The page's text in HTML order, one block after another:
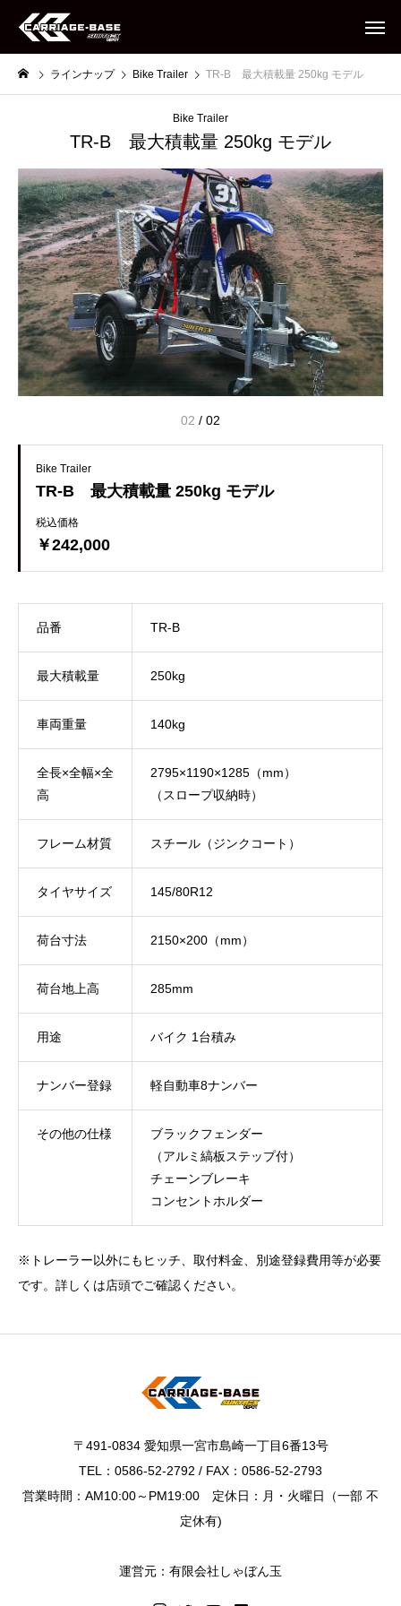
ラインナップ Bike Trailer TR-B 最大積載量 250kg モデル
Bike Trailer
TR-B 最大積載量 250kg モデル
02 / 02
Bike Trailer
TR-B 最大積載量 250kg モデル
税込価格
￥242,000
品番 TR-B
最大積載量 250kg
車両重量 140kg
全長×全幅×全
高
2795×1190×1285（mm）
（スロープ収納時）
フレーム材質 スチール（ジンクコート）
タイヤサイズ 145/80R12
荷台寸法 2150×200（mm）
荷台地上高 285mm
用途 バイク 1台積み
ナンバー登録 軽自動車8ナンバー
その他の仕様
ブラックフェンダー
（アルミ縞板ステップ付）
チェーンブレーキ
コンセントホルダー
※トレーラー以外にもヒッチ、取付料金、別途登録費用等が必要
です。詳しくは店頭でご確認ください。
〒491-0834 愛知県一宮市島崎一丁目6番13号
TEL：0586-52-2792 / FAX：0586-52-2793
営業時間：AM10:00～PM19:00 定休日：月・火曜日（一部 不
定休有)
運営元：有限会社しゃぼん玉